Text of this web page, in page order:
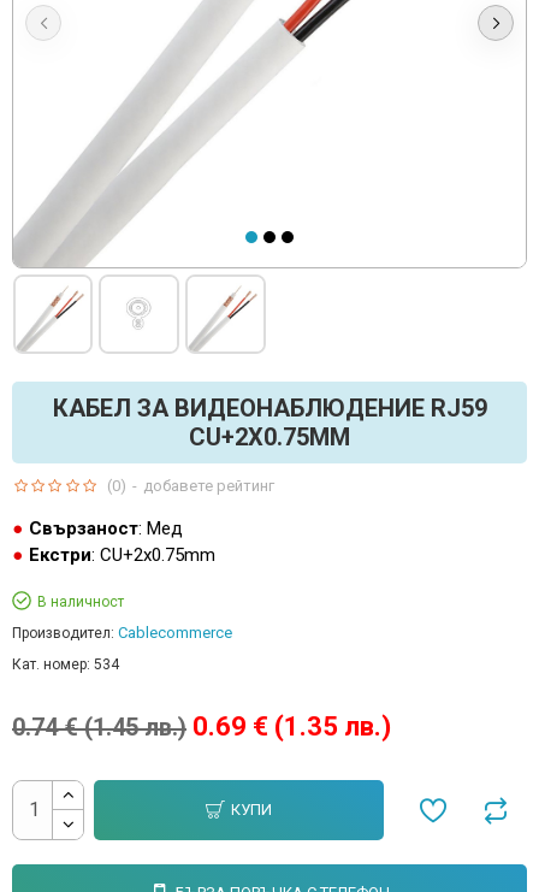
КАБЕЛ ЗА ВИДЕОНАБЛЮДЕНИЕ RJ59
CU+2X0.75MM
Свързаност: Мед
Екстри: CU+2x0.75mm
В наличност
Производител: Cablecommerce
Кат. номер: 534
(0) - добавете рейтинг
0.69 € (1.35 лв.)
0.74 € (1.45 лв.)
КУПИ